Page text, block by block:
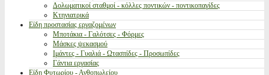
Δολωματικοί σταθμοί - κόλλες ποντικών - ποντικοπαγίδες
Κτηνιατρικά
Είδη προστασίας εργαζομένων
Μποτάκια - Γαλότσες - Φόρμες
Μάσκες ψεκασμού
Ιμάντες - Γυαλιά - Ωτασπίδες - Προσωπίδες
Γάντια εργασίας
Είδη Φυτωρίου - Ανθοπωλείου